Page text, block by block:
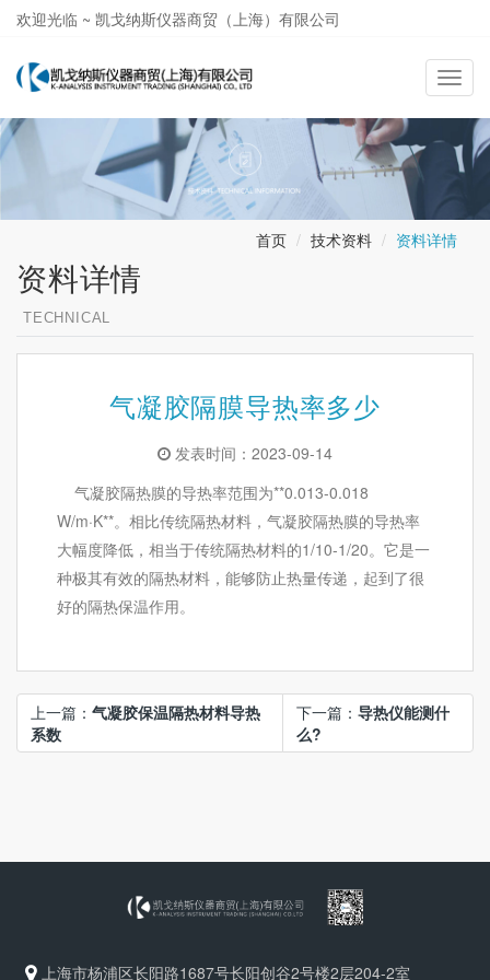
欢迎光临 ~ 凯戈纳斯仪器商贸（上海）有限公司
导
航
切
换
首页 技术资料 资料详情
资料详情
TECHNICAL
气凝胶隔膜导热率多少
发表时间：2023-09-14
气凝胶隔热膜的导热率范围为**0.013-0.018
W/m·K**。相比传统隔热材料，气凝胶隔热膜的导热率
大幅度降低，相当于传统隔热材料的1/10-1/20。它是一
种极其有效的隔热材料，能够防止热量传递，起到了很
好的隔热保温作用。
上一篇： 气凝胶保温隔热材料导热
系数
下一篇：导热仪能测什
么?
上海市杨浦区长阳路1687号长阳创谷2号楼2层204-2室